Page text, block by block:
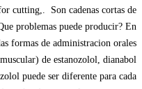
cutting,. Son cadenas cortas de
problemas puede producir? En
formas de administracion orales
de estanozolol, dianabol
puede ser diferente para cada